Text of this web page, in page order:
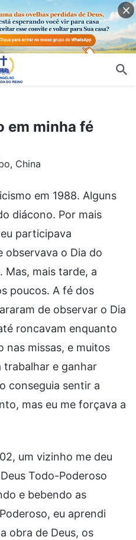
em minha fé
China
em 1988. Alguns
diácono. Por mais
participava
observava o Dia do
Mas, mais tarde, a
poucos. A fé dos
de observar o Dia
roncavam enquanto
nas missas, e muitos
trabalhar e ganhar
conseguia sentir a
mas eu me forçava a
um vizinho me deu
Todo-Poderoso
e bebendo as
eu aprendi
obra de Deus, os